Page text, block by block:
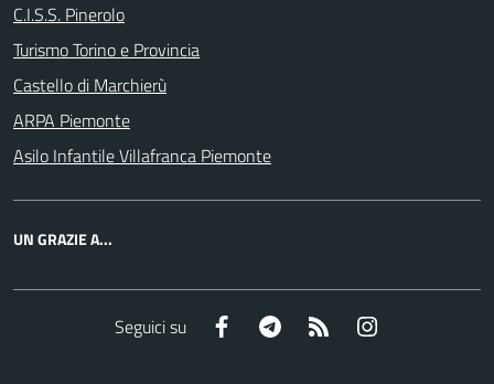
C.I.S.S. Pinerolo
Turismo Torino e Provincia
Castello di Marchierù
ARPA Piemonte
Asilo Infantile Villafranca Piemonte
UN GRAZIE A...
Seguici su Facebook Telegram RSS